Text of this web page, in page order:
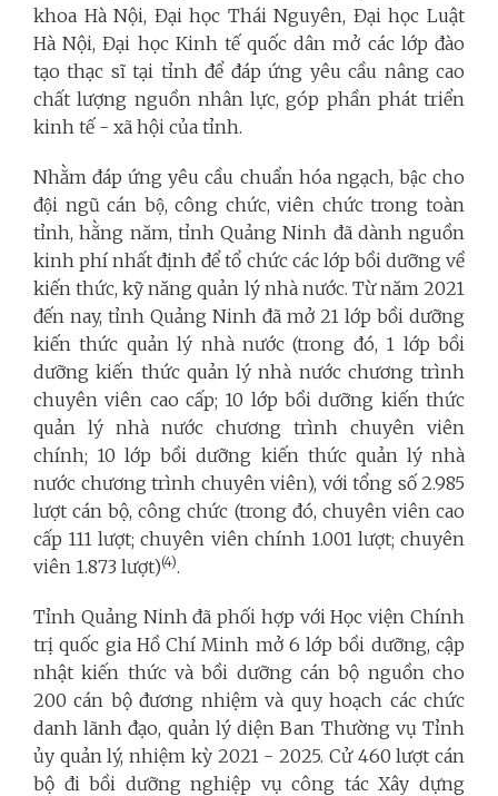
khoa Hà Nội, Đại học Thái Nguyên, Đại học Luật
Hà Nội, Đại học Kinh tế quốc dân mở các lớp đào
tạo thạc sĩ tại tỉnh để đáp ứng yêu cầu nâng cao
chất lượng nguồn nhân lực, góp phần phát triển
kinh tế - xã hội của tỉnh.
Nhằm đáp ứng yêu cầu chuẩn hóa ngạch, bậc cho
đội ngũ cán bộ, công chức, viên chức trong toàn
tỉnh, hằng năm, tỉnh Quảng Ninh đã dành nguồn
kinh phí nhất định để tổ chức các lớp bồi dưỡng về
kiến thức, kỹ năng quản lý nhà nước. Từ năm 2021
đến nay, tỉnh Quảng Ninh đã mở 21 lớp bồi dưỡng
kiến thức quản lý nhà nước (trong đó, 1 lớp bồi
dưỡng kiến thức quản lý nhà nước chương trình
chuyên viên cao cấp; 10 lớp bồi dưỡng kiến thức
quản lý nhà nước chương trình chuyên viên
chính; 10 lớp bồi dưỡng kiến thức quản lý nhà
nước chương trình chuyên viên), với tổng số 2.985
lượt cán bộ, công chức (trong đó, chuyên viên cao
cấp 111 lượt; chuyên viên chính 1.001 lượt; chuyên
viên 1.873 lượt)(4).
Tỉnh Quảng Ninh đã phối hợp với Học viện Chính
trị quốc gia Hồ Chí Minh mở 6 lớp bồi dưỡng, cập
nhật kiến thức và bồi dưỡng cán bộ nguồn cho
200 cán bộ đương nhiệm và quy hoạch các chức
danh lãnh đạo, quản lý diện Ban Thường vụ Tỉnh
ủy quản lý, nhiệm kỳ 2021 - 2025. Cử 460 lượt cán
bộ đi bồi dưỡng nghiệp vụ công tác Xây dựng